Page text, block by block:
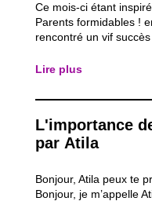
Ce mois-ci étant
Parents formidables !
rencontré un vif
envers leurs parents et
Lire plus
L'importance
par Atila
Bonjour, Atila peux te
Bonjour, je m’appelle